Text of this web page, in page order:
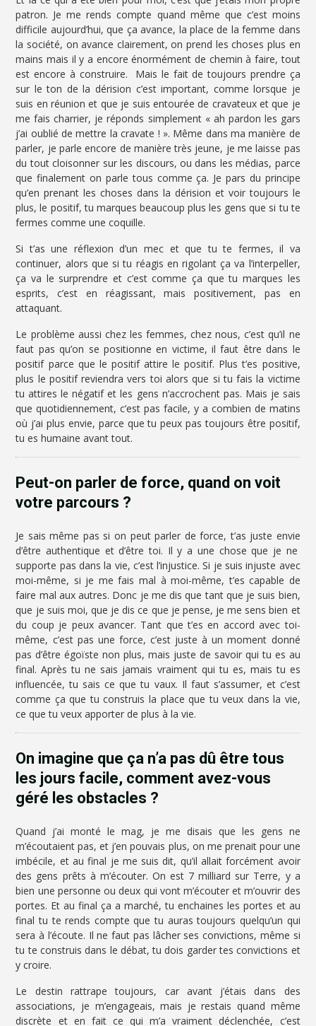
patron. Je me rends compte quand même que c’est moins
difficile aujourd’hui, que ça avance, la place de la femme dans
la société, on avance clairement, on prend les choses plus en
mains mais il y a encore énormément de chemin à faire, tout
est encore à construire. Mais le fait de toujours prendre ça
sur le ton de la dérision c’est important, comme lorsque je
suis en réunion et que je suis entourée de cravateux et que je
me fais charrier, je réponds simplement « ah pardon les gars
j’ai oublié de mettre la cravate ! ». Même dans ma manière de
parler, je parle encore de manière très jeune, je me laisse pas
du tout cloisonner sur les discours, ou dans les médias, parce
que finalement on parle tous comme ça. Je pars du principe
qu’en prenant les choses dans la dérision et voir toujours le
plus, le positif, tu marques beaucoup plus les gens que si tu te
fermes comme une coquille.
Si t’as une réflexion d’un mec et que tu te fermes, il va
continuer, alors que si tu réagis en rigolant ça va l’interpeller,
ça va le surprendre et c’est comme ça que tu marques les
esprits, c’est en réagissant, mais positivement, pas en
attaquant.
Le problème aussi chez les femmes, chez nous, c’est qu’il ne
faut pas qu’on se positionne en victime, il faut être dans le
positif parce que le positif attire le positif. Plus t’es positive,
plus le positif reviendra vers toi alors que si tu fais la victime
tu attires le négatif et les gens n’accrochent pas. Mais je sais
que quotidiennement, c’est pas facile, y a combien de matins
où j’ai plus envie, parce que tu peux pas toujours être positif,
tu es humaine avant tout.
Peut-on parler de force, quand on voit
votre parcours ?
Je sais même pas si on peut parler de force, t’as juste envie
d’être authentique et d’être toi. Il y a une chose que je ne
supporte pas dans la vie, c’est l’injustice. Si je suis injuste avec
moi-même, si je me fais mal à moi-même, t’es capable de
faire mal aux autres. Donc je me dis que tant que je suis bien,
que je suis moi, que je dis ce que je pense, je me sens bien et
du coup je peux avancer. Tant que t’es en accord avec toi-
même, c’est pas une force, c’est juste à un moment donné
pas d’être égoïste non plus, mais juste de savoir qui tu es au
final. Après tu ne sais jamais vraiment qui tu es, mais tu es
influencée, tu sais ce que tu vaux. Il faut s’assumer, et c’est
comme ça que tu construis la place que tu veux dans la vie,
ce que tu veux apporter de plus à la vie.
On imagine que ça n’a pas dû être tous
les jours facile, comment avez-vous
géré les obstacles ?
Quand j’ai monté le mag, je me disais que les gens ne
m’écoutaient pas, et j’en pouvais plus, on me prenait pour une
imbécile, et au final je me suis dit, qu’il allait forcément avoir
des gens prêts à m’écouter. On est 7 milliard sur Terre, y a
bien une personne ou deux qui vont m’écouter et m’ouvrir des
portes. Et au final ça a marché, tu enchaines les portes et au
final tu te rends compte que tu auras toujours quelqu’un qui
sera à l’écoute. Il ne faut pas lâcher ses convictions, même si
tu te construis dans le débat, tu dois garder tes convictions et
y croire.
Le destin rattrape toujours, car avant j’étais dans des
associations, je m’engageais, mais je restais quand même
discrète et en fait ce qui m’a vraiment déclenchée, c’est